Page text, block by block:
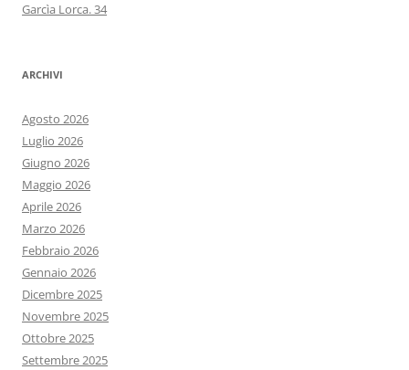
Garcìa Lorca. 34
ARCHIVI
Agosto 2026
Luglio 2026
Giugno 2026
Maggio 2026
Aprile 2026
Marzo 2026
Febbraio 2026
Gennaio 2026
Dicembre 2025
Novembre 2025
Ottobre 2025
Settembre 2025